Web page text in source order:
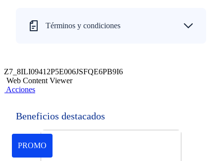
Términos y condiciones
Z7_8ILI09412P5E006JSFQE6PB9I6
Web Content Viewer
Acciones
Beneficios destacados
PROMO